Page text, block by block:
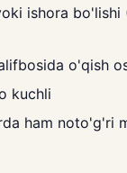
ishora bo'lishi
o'qish
kuchli
ham noto'g'ri